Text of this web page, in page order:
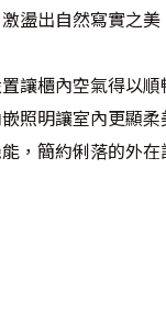
盪出自然寫實之美
讓櫃內空氣得以
照明讓室內更顯
，簡約俐落的外